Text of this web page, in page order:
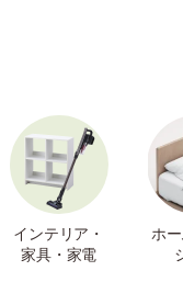
インテリア・
家具・家電
ホ